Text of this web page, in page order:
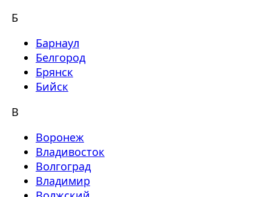
Б
Барнаул
Белгород
Брянск
Бийск
В
Воронеж
Владивосток
Волгоград
Владимир